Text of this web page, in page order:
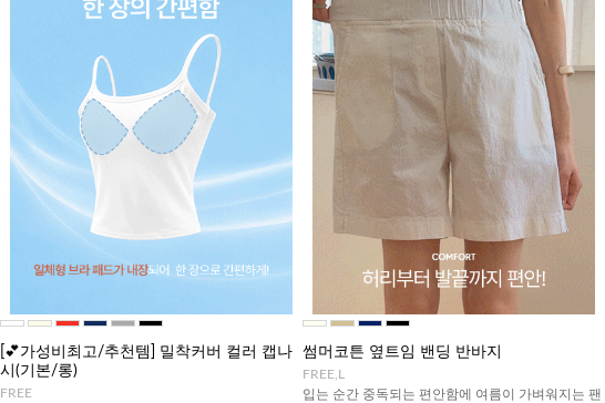
[💕가성비최고/추천템] 밀착커버 컬러 캡나
시(기본/롱)
FREE
썸머코튼 옆트임 밴딩 반바지
FREE,L
입는 순간 중독되는 편안함에 여름이 가벼워지는 팬